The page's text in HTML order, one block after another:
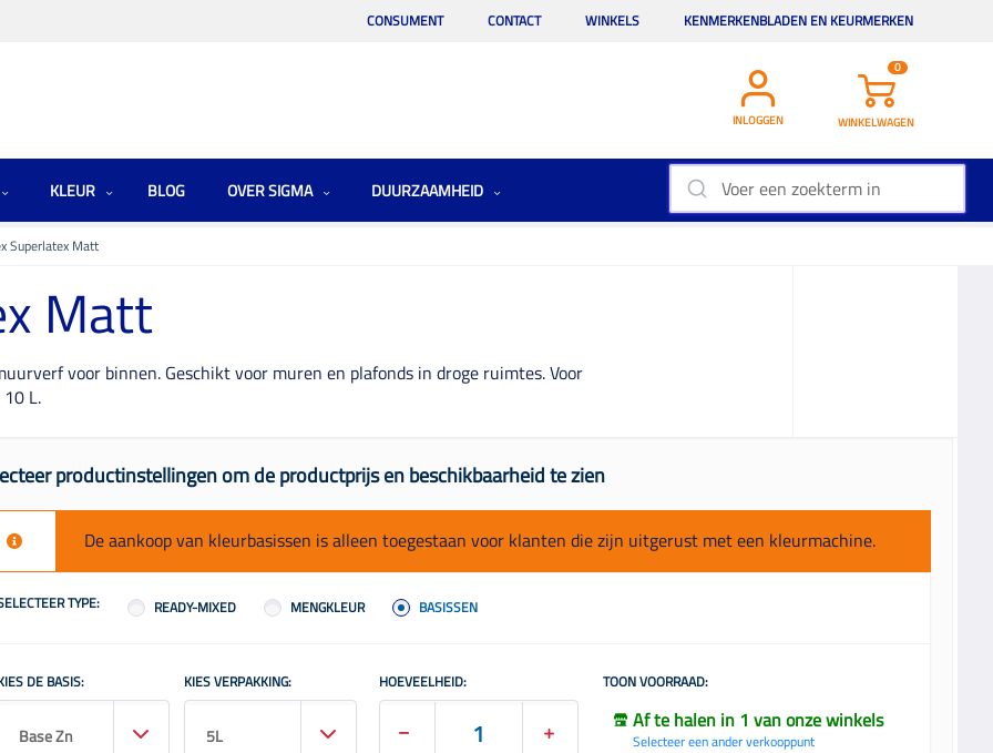
CONSUMENT CONTACT WINKELS KENMERKENBLADEN EN KEURMERKEN
INLOGGEN
0
WINKELWAGEN
KLEUR BLOG OVER SIGMA DUURZAAMHEID
Superlatex Matt
Matt
voor binnen. Geschikt voor muren en plafonds in droge ruimtes. Voor
L.
productinstellingen om de productprijs en beschikbaarheid te zien
De aankoop van kleurbasissen is alleen toegestaan ​​voor klanten die zijn uitgerust met een kleurmachine.
TYPE: READY-MIXED MENGKLEUR BASISSEN
DE BASIS:
Base Zn
KIES VERPAKKING:
5L
HOEVEELHEID: TOON VOORRAAD:
Af te halen in 1 van onze winkels
Selecteer een ander verkooppunt